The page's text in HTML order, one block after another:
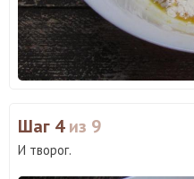
Шаг 4из 9
И творог.